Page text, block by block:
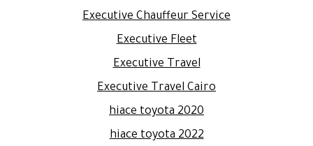
Executive Chauffeur Service
Executive Fleet
Executive Travel
Executive Travel Cairo
hiace toyota 2020
hiace toyota 2022